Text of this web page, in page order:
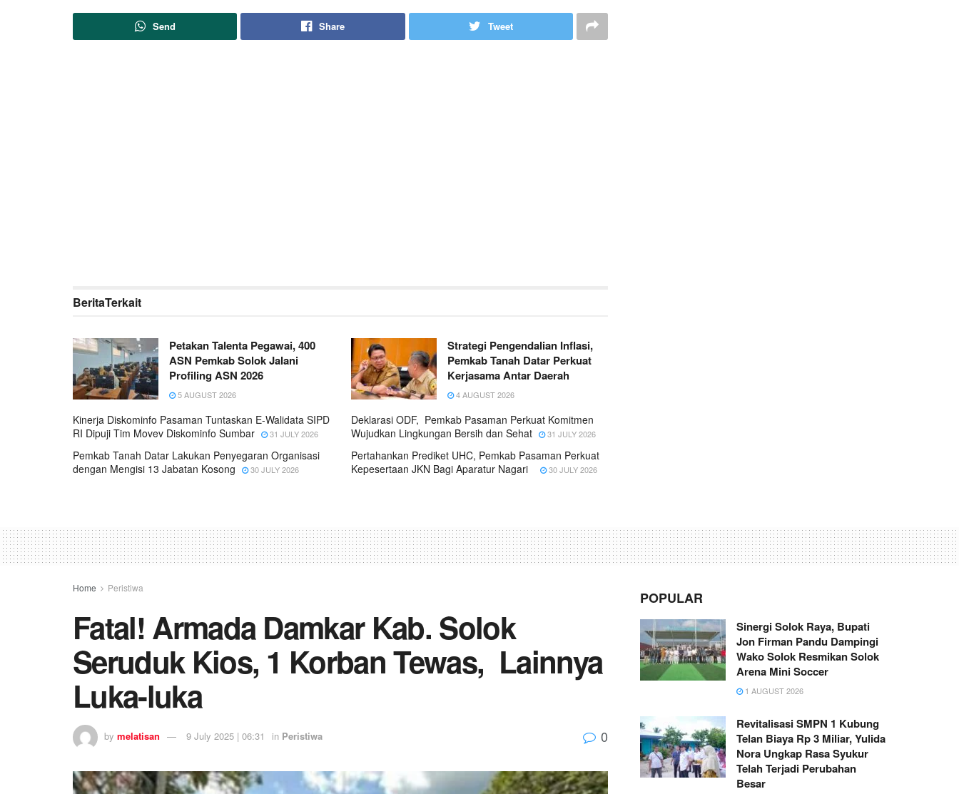
Send Share Tweet
BeritaTerkait
Petakan Talenta Pegawai, 400
ASN Pemkab Solok Jalani
Profiling ASN 2026
5 AUGUST 2026
Strategi Pengendalian Inflasi,
Pemkab Tanah Datar Perkuat
Kerjasama Antar Daerah
4 AUGUST 2026
Kinerja Diskominfo Pasaman Tuntaskan E-Walidata SIPD
RI Dipuji Tim Movev Diskominfo Sumbar
31 JULY 2026
Deklarasi ODF, Pemkab Pasaman Perkuat Komitmen
Wujudkan Lingkungan Bersih dan Sehat
31 JULY 2026
Pemkab Tanah Datar Lakukan Penyegaran Organisasi
dengan Mengisi 13 Jabatan Kosong
30 JULY 2026
Pertahankan Prediket UHC, Pemkab Pasaman Perkuat
Kepesertaan JKN Bagi Aparatur Nagari
30 JULY 2026
Home Peristiwa
Fatal! Armada Damkar Kab. Solok
Seruduk Kios, 1 Korban Tewas, Lainnya
Luka-luka
by melatisan 9 July 2025 | 06:31 in Peristiwa 0
POPULAR
Sinergi Solok Raya, Bupati
Jon Firman Pandu Dampingi
Wako Solok Resmikan Solok
Arena Mini Soccer
1 AUGUST 2026
Revitalisasi SMPN 1 Kubung
Telan Biaya Rp 3 Miliar, Yulida
Nora Ungkap Rasa Syukur
Telah Terjadi Perubahan
Besar